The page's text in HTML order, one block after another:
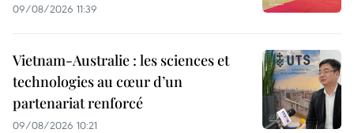
09/08/2026 11:39
Vietnam-Australie : les sciences et
technologies au cœur d’un
partenariat renforcé
09/08/2026 10:21